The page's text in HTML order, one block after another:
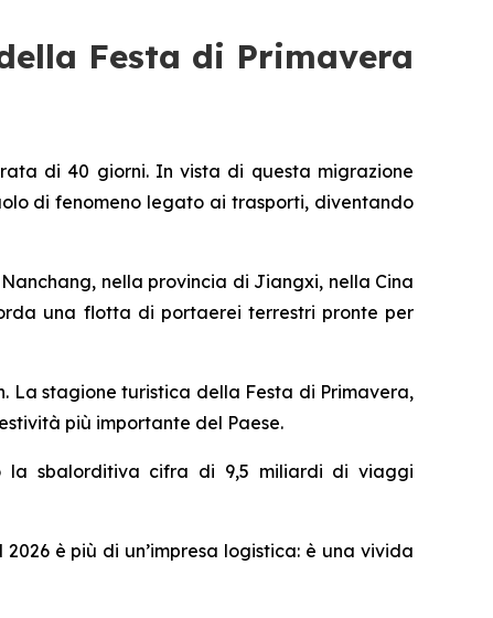
Festa di Primavera
di 40 giorni. In vista di questa migrazione
di fenomeno legato ai trasporti, diventando
nella provincia di Jiangxi, nella Cina
una flotta di portaerei terrestri pronte per
La stagione turistica della Festa di Primavera,
più importante del Paese.
la sbalorditiva cifra di 9,5 miliardi di viaggi
è più di un’impresa logistica: è una vivida